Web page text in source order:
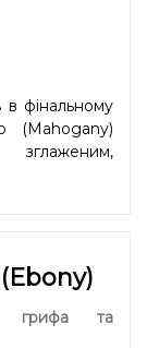
в фінальному
(Mahogany)
грифа та